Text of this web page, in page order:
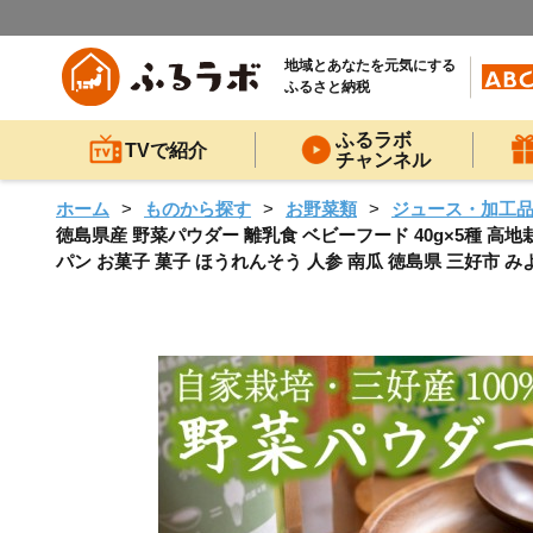
地域とあなたを元気にする
ふるさと納税
TVで紹介
ふるラボ
チャンネル
ホーム ものから探す お野菜類
ジュース・加工品
徳島県産 野菜パウダー 離乳食 ベビーフード 40g×5種 高
パン お菓子 菓子 ほうれんそう 人参 南瓜 徳島県 三好市